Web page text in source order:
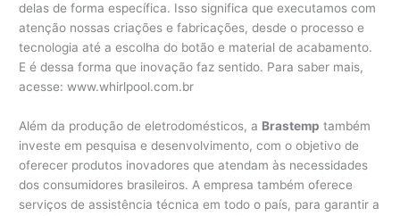
delas de forma específica. Isso significa que executamos com
atenção nossas criações e fabricações, desde o processo e
tecnologia até a escolha do botão e material de acabamento.
E é dessa forma que inovação faz sentido. Para saber mais,
acesse: www.whirlpool.com.br
Além da produção de eletrodomésticos, a Brastemp também
investe em pesquisa e desenvolvimento, com o objetivo de
oferecer produtos inovadores que atendam às necessidades
dos consumidores brasileiros. A empresa também oferece
serviços de assistência técnica em todo o país, para garantir a